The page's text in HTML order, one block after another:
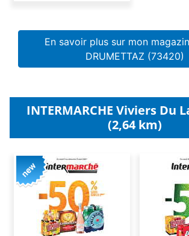
En savoir plus sur mon
DRUMETTAZ (73420)
INTERMARCHE Viviers Du
(2,64 km)